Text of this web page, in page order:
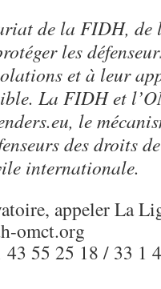
de la FIDH, de
les
et à leur
La FIDH et
le
des droits
internationale.
appeler La
omct.org
55 25 18 / 33 1